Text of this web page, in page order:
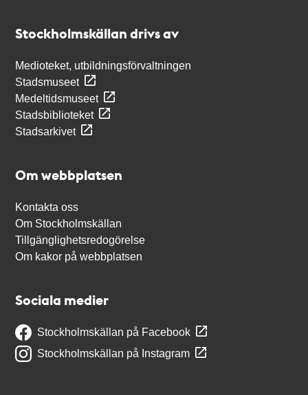
Stockholmskällan drivs av
Medioteket, utbildningsförvaltningen
Stadsmuseet
Medeltidsmuseet
Stadsbiblioteket
Stadsarkivet
Om webbplatsen
Kontakta oss
Om Stockholmskällan
Tillgänglighetsredogörelse
Om kakor på webbplatsen
Sociala medier
Stockholmskällan på Facebook
Stockholmskällan på Instagram